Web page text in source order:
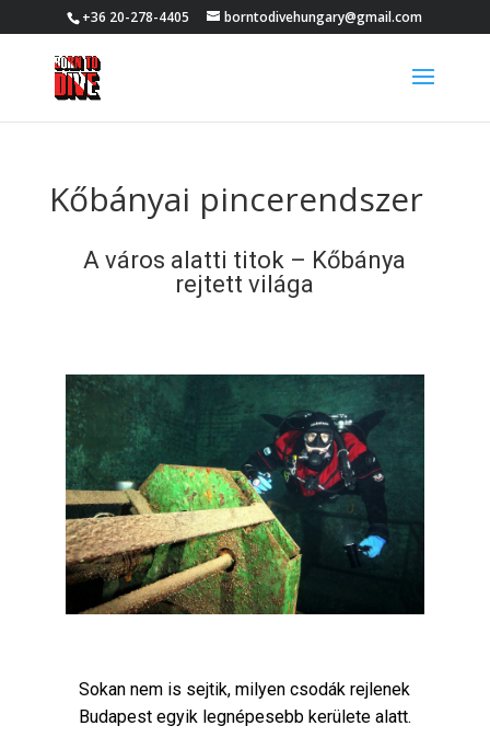
+36 20-278-4405 borntodivehungary@gmail.com
Kőbányai pincerendszer
A város alatti titok – Kőbánya
rejtett világa
Sokan nem is sejtik, milyen csodák rejlenek
Budapest egyik legnépesebb kerülete alatt.